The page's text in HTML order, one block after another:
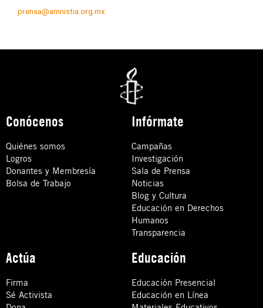
prensa@amnistia.org.mx
Conócenos
Quiénes somos
Logros
Donantes y Membresía
Bolsa de Trabajo
Infórmate
Campañas
Investigación
Sala de Prensa
Noticias
Blog y Cultura
Educación en Derechos
Humanos
Transparencia
Actúa
Firma
Sé Activista
Educación
Educación Presencial
Educación en Línea